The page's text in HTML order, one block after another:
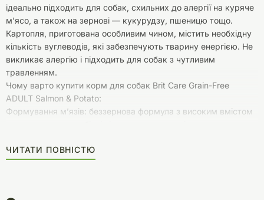
ідеально підходить для собак, схильних до алергії на куряче
м’ясо, а також на зернові — кукурудзу, пшеницю тощо.
Картопля, приготована особливим чином, містить необхідну
кількість вуглеводів, які забезпечують тварину енергією. Не
викликає алергію і підходить для собак з чутливим
травленням.
Чому варто купити корм для собак Brit Care Grain-Free
ADULT Salmon & Potato:
Формування м’язів: беззернова формула з високим вмістом
ЧИТАТИ ПОВНІСТЮ